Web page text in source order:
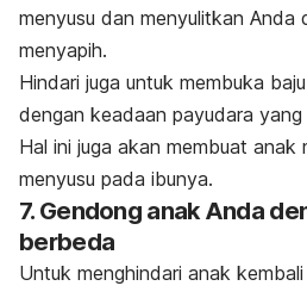
menyusu dan menyulitkan Anda
menyapih.
Hindari juga untuk membuka
dengan keadaan payudara
Hal ini juga akan membuat anak
menyusu pada ibunya.
7. Gendong anak Anda
berbeda
Untuk menghindari anak